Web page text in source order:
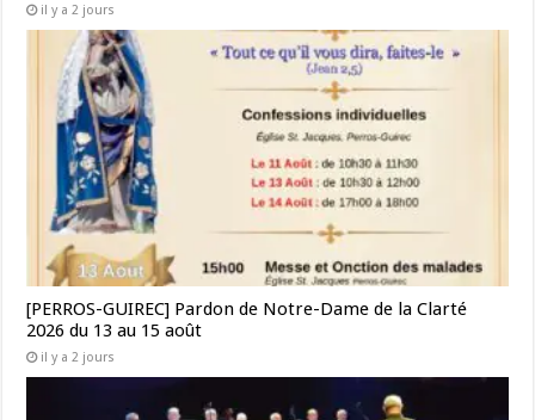
il y a 2 jours
[PERROS-GUIREC] Pardon de Notre-Dame de la Clarté
2026 du 13 au 15 août
il y a 2 jours